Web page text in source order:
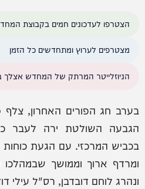
הצטרפו לעדכונים חמים בקבוצת
מצטרפים לערוץ ומתחדשים כל הזמן
הניוזלייטר המרתק של המחדש אצלך
בערב חג הפורים האחרון,
הגבעה השולטת ירה לעבר
בכביש המרכזי. עם הגעת
ומרדף ארוך וממושך
ונהרג לוחם דובדבן, רס"ל עילי